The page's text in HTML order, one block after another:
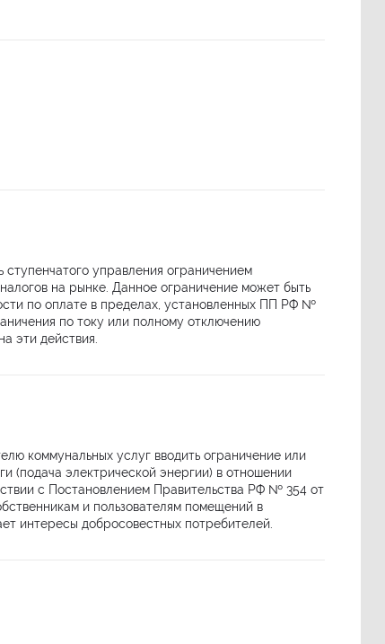
управления ограничением
на рынке. Данное ограничение может быть
по оплате в пределах, установленных ПП РФ №
по току или полному отключению
эти действия.
коммунальных услуг вводить ограничение или
(подача электрической энергии) в отношении
с Постановлением Правительства РФ № 354 от
и пользователям помещений в
интересы добросовестных потребителей.